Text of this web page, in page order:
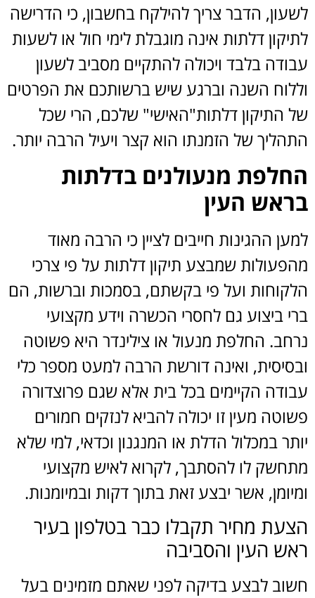
לשעון, הדבר צריך להילקח בחשבון, כי הדרישה
לתיקון דלתות אינה מוגבלת לימי חול או לשעות
עבודה בלבד ויכולה להתקיים מסביב לשעון
וללוח השנה וברגע שיש ברשותכם את הפרטים
של התיקון דלתות"האישי" שלכם, הרי שכל
התהליך של הזמנתו הוא קצר ויעיל הרבה יותר.
החלפת מנעולנים בדלתות
בראש העין
למען ההגינות חייבים לציין כי הרבה מאוד
מהפעולות שמבצע תיקון דלתות על פי צרכי
הלקוחות ועל פי בקשתם, בסמכות וברשות, הם
ברי ביצוע גם לחסרי הכשרה וידע מקצועי
נרחב. החלפת מנעול או צילינדר היא פשוטה
ובסיסית, ואינה דורשת הרבה למעט מספר כלי
עבודה הקיימים בכל בית אלא שגם פרוצדורה
פשוטה מעין זו יכולה להביא לנזקים חמורים
יותר במכלול הדלת או המנגנון וכדאי, למי שלא
מתחשק לו להסתבך, לקרוא לאיש מקצועי
ומיומן, אשר יבצע זאת בתוך דקות ובמיומנות.
הצעת מחיר תקבלו כבר בטלפון בעיר
ראש העין והסביבה
חשוב לבצע בדיקה לפני שאתם מזמינים בעל